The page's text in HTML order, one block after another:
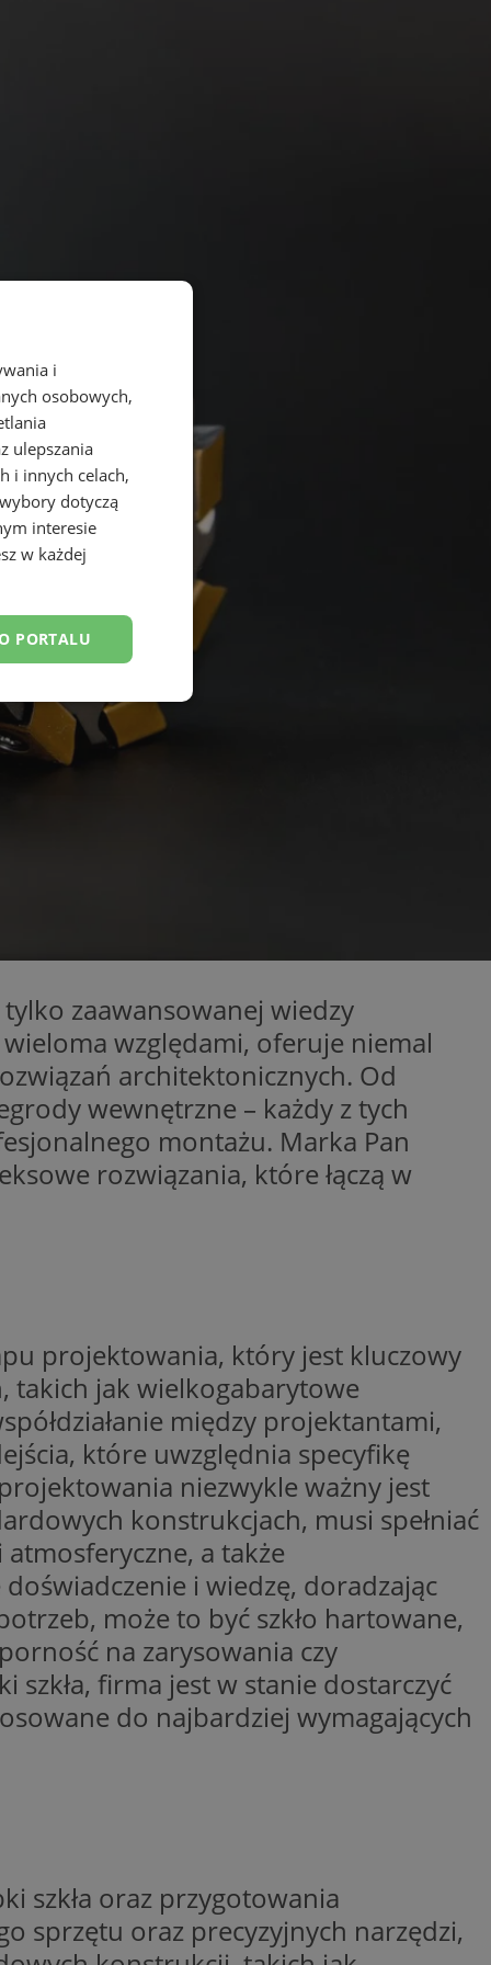
zaawansowanej wiedzy
względami, oferuje niemal
architektonicznych. Od
wewnętrzne – każdy z tych
montażu. Marka Pan
rozwiązania, które łączą w
projektowania, który jest kluczowy
takich jak wielkogabarytowe
między projektantami,
które uwzględnia specyfikę
niezwykle ważny jest
konstrukcjach, musi spełniać
a także
i wiedzę, doradzając
może to być szkło hartowane,
na zarysowania czy
firma jest w stanie dostarczyć
do najbardziej wymagających
szkła oraz przygotowania
sprzętu oraz precyzyjnych narzędzi,
i
osobowych,
ulepszania
i innych celach,
dotyczą
interesie
w każdej
PORTALU
sesji.
sesji.
sesji.
o zgodzie
dotyczących
z witryny.
prywatności
przestrzeganie
użytkownik nie
preferencji,
optymalizacji
przechowywania
do usług
użytkownik
lub reklamy.
ludzi i
internetowej,
raportów
internetowej.
usługę Cookie-
preferencji
na pliki cookie.
Cookie-
gościa na
celów
do
losowo
Jest on
i służy do
sesji i kampanii
który
w
tych samych
który
w
do